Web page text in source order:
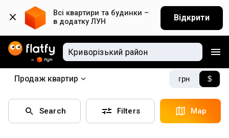
Всі квартири та будинки –
в додатку ЛУН
Відкрити
Продаж квартир грн $
Search Filters Map